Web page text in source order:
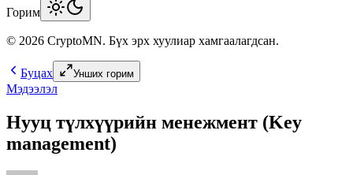
Горим
© 2026 CryptoMN. Бүх эрх хуулиар хамгаалагдсан.
Буцах Унших горим
Мэдээлэл
Нууц түлхүүрийн менежмент (Key
management)